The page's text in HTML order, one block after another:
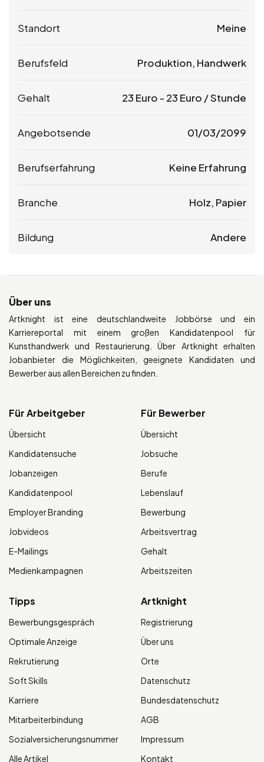
Standort Meine
Berufsfeld Produktion, Handwerk
Gehalt 23 Euro - 23 Euro / Stunde
Angebotsende 01/03/2099
Berufserfahrung Keine Erfahrung
Branche Holz, Papier
Bildung Andere
Über uns
Artknight ist eine deutschlandweite Jobbörse und ein
Karriereportal mit einem großen Kandidatenpool für
Kunsthandwerk und Restaurierung. Über Artknight erhalten
Jobanbieter die Möglichkeiten, geeignete Kandidaten und
Bewerber aus allen Bereichen zu finden.
Für Arbeitgeber
Übersicht
Kandidatensuche
Jobanzeigen
Kandidatenpool
Employer Branding
Jobvideos
E-Mailings
Medienkampagnen
Für Bewerber
Übersicht
Jobsuche
Berufe
Lebenslauf
Bewerbung
Arbeitsvertrag
Gehalt
Arbeitszeiten
Tipps
Bewerbungsgespräch
Optimale Anzeige
Rekrutierung
Soft Skills
Karriere
Mitarbeiterbindung
Sozialversicherungsnummer
Alle Artikel
Artknight
Registrierung
Über uns
Orte
Datenschutz
Bundesdatenschutz
AGB
Impressum
Kontakt